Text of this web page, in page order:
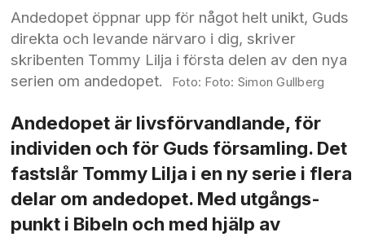
Andedopet öppnar upp för något helt unikt, Guds
direkta och levande närvaro i dig, skriver
skribenten Tommy Lilja i första delen av den nya
serien om andedopet.
Foto: Simon Gullberg
Andedopet är livsförvandlande, för
individen och för Guds församling. Det
fastslår Tommy Lilja i en ny serie i flera
delar om andedopet. Med utgångs­­
punkt i Bibeln och med hjälp av